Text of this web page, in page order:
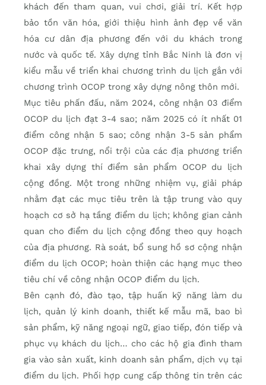
khách đến tham quan, vui chơi, giải trí. Kết hợp
bảo tồn văn hóa, giới thiệu hình ảnh đẹp về văn
hóa cư dân địa phương đến với du khách trong
nước và quốc tế. Xây dựng tỉnh Bắc Ninh là đơn vị
kiểu mẫu về triển khai chương trình du lịch gắn với
chương trình OCOP trong xây dựng nông thôn mới.
Mục tiêu phấn đấu, năm 2024, công nhận 03 điểm
OCOP du lịch đạt 3-4 sao; năm 2025 có ít nhất 01
điểm công nhận 5 sao; công nhận 3-5 sản phẩm
OCOP đặc trưng, nổi trội của các địa phương triển
khai xây dựng thí điểm sản phẩm OCOP du lịch
cộng đồng. Một trong những nhiệm vụ, giải pháp
nhằm đạt các mục tiêu trên là tập trung vào quy
hoạch cơ sở hạ tầng điểm du lịch; không gian cảnh
quan cho điểm du lịch cộng đồng theo quy hoạch
của địa phương. Rà soát, bổ sung hồ sơ cộng nhận
điểm du lịch OCOP; hoàn thiện các hạng mục theo
tiêu chí về công nhận OCOP điểm du lịch.
Bên cạnh đó, đào tạo, tập huấn kỹ năng làm du
lịch, quản lý kinh doanh, thiết kế mẫu mã, bao bì
sản phẩm, kỹ năng ngoại ngữ, giao tiếp, đón tiếp và
phục vụ khách du lịch… cho các hộ gia đình tham
gia vào sản xuất, kinh doanh sản phẩm, dịch vụ tại
điểm du lịch. Phối hợp cung cấp thông tin trên các